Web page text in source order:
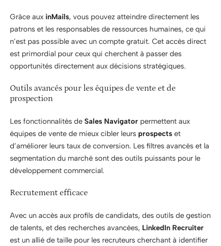
Grâce aux inMails, vous pouvez atteindre directement les
patrons et les responsables de ressources humaines, ce qui
n’est pas possible avec un compte gratuit. Cet accès direct
est primordial pour ceux qui cherchent à passer des
opportunités directement aux décisions stratégiques.
Outils avancés pour les équipes de vente et de
prospection
Les fonctionnalités de Sales Navigator permettent aux
équipes de vente de mieux cibler leurs prospects et
d’améliorer leurs taux de conversion. Les filtres avancés et la
segmentation du marché sont des outils puissants pour le
développement commercial.
Recrutement efficace
Avec un accès aux profils de candidats, des outils de gestion
de talents, et des recherches avancées, LinkedIn Recruiter
est un allié de taille pour les recruteurs cherchant à identifier